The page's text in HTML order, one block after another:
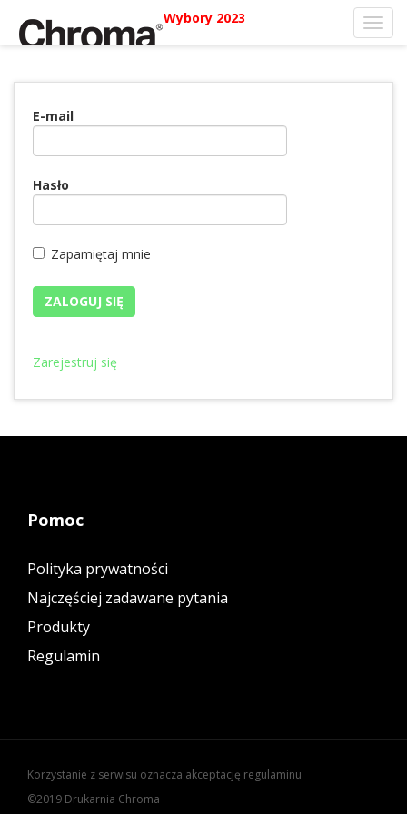
Wybory 2023
E-mail
Hasło
Zapamiętaj mnie
Zarejestruj się
Pomoc
Polityka prywatności
Najczęściej zadawane pytania
Produkty
Regulamin
Korzystanie z serwisu oznacza akceptację regulaminu
©2019 Drukarnia Chroma